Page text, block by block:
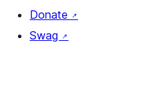
Donate ↗
Swag ↗